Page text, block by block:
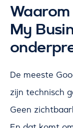
My
De meeste
zijn technisch
Geen